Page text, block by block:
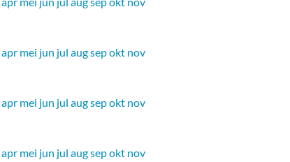
apr mei jun jul augsepokt nov
apr mei jun jul augsepokt nov
apr mei jun jul augsepokt nov